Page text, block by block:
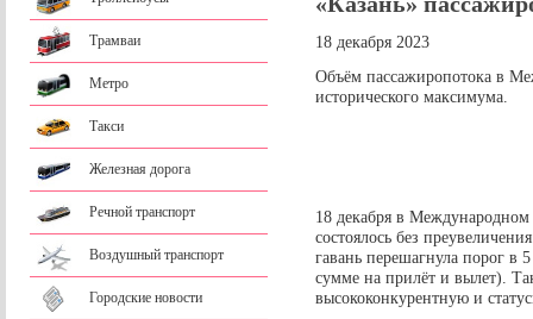
Трамваи
Метро
Такси
Железная дорога
Речной транспорт
Воздушный транспорт
Городские новости
18 декабря 2023
Объём пассажиропотока в
исторического максимума.
18 декабря в
состоялось без
гавань перешагнула порог в
сумме на прилёт и вылет).
высококонкурентную и